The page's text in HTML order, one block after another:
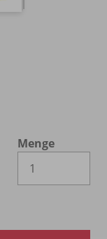
Menge